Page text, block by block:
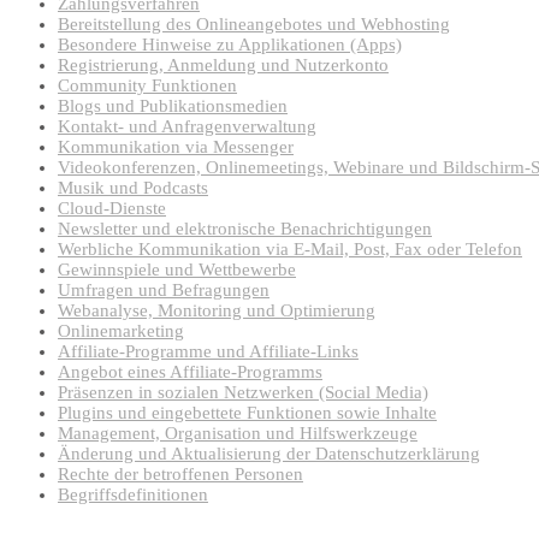
Bereitstellung des Onlineangebotes und Webhosting
Besondere Hinweise zu Applikationen (Apps)
Registrierung, Anmeldung und Nutzerkonto
Community Funktionen
Blogs und Publikationsmedien
Kontakt- und Anfragenverwaltung
Kommunikation via Messenger
Videokonferenzen, Onlinemeetings, Webinare und Bildschirm-
Musik und Podcasts
Cloud-Dienste
Newsletter und elektronische Benachrichtigungen
Werbliche Kommunikation via E-Mail, Post, Fax oder Telefon
Gewinnspiele und Wettbewerbe
Umfragen und Befragungen
Webanalyse, Monitoring und Optimierung
Onlinemarketing
Affiliate-Programme und Affiliate-Links
Angebot eines Affiliate-Programms
Präsenzen in sozialen Netzwerken (Social Media)
Plugins und eingebettete Funktionen sowie Inhalte
Management, Organisation und Hilfswerkzeuge
Änderung und Aktualisierung der Datenschutzerklärung
Rechte der betroffenen Personen
Begriffsdefinitionen